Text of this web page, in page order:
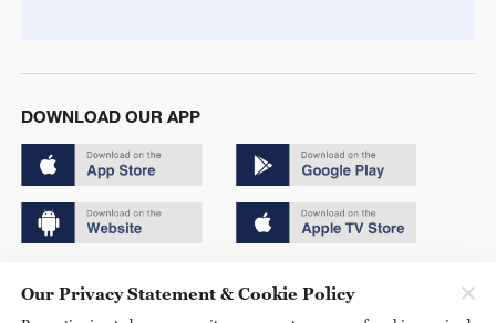
DOWNLOAD OUR APP
京ICP备20000184号
Our Privacy Statement & Cookie Policy